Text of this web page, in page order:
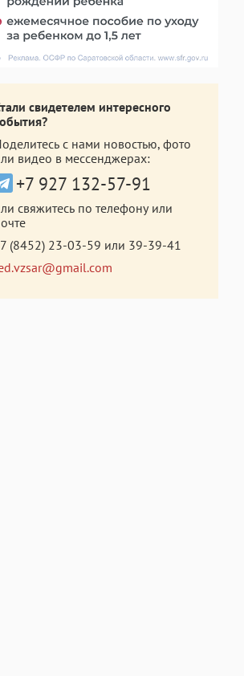
свидетелем интересного
с нами новостью, фото
видео в мессенджерах:
+7 927 132-57-91
свяжитесь по телефону или
(8452) 23-03-59 или 39-39-41